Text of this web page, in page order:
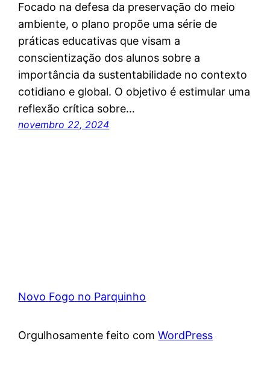
Focado na defesa da preservação do meio
ambiente, o plano propõe uma série de
práticas educativas que visam a
conscientização dos alunos sobre a
importância da sustentabilidade no contexto
cotidiano e global. O objetivo é estimular uma
reflexão crítica sobre…
novembro 22, 2024
Novo Fogo no Parquinho
Orgulhosamente feito comWordPress